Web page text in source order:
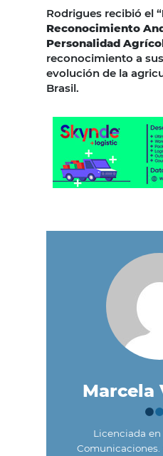
Rodrigues recibió el “
Reconocimiento
Personalidad
reconocimiento a
evolución de la
Brasil.
Marcela
Licenciada
Comunicaciones.